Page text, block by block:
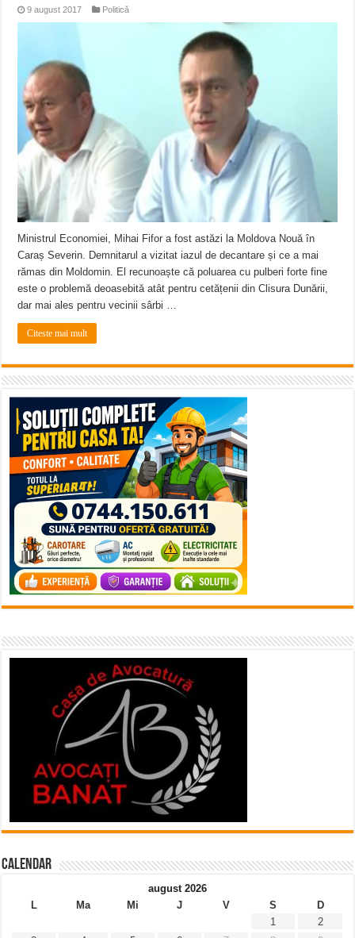
9 august 2017 Politică
Ministrul Economiei, Mihai Fifor a fost astăzi la Moldova Nouă în
Caraș Severin. Demnitarul a vizitat iazul de decantare și ce a mai
rămas din Moldomin. El recunoaște că poluarea cu pulberi forte fine
este o problemă deoasebită atât pentru cetățenii din Clisura Dunării,
dar mai ales pentru vecinii sârbi …
Citeste mai mult
Calendar
august 2026
L
Ma Mi J V S
D
1
2